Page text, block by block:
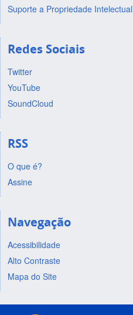
Suporte a Propriedade Intelectual
Redes Sociais
Twitter
YouTube
SoundCloud
RSS
O que é?
Assine
Navegação
Acessibilidade
Alto Contraste
Mapa do Site